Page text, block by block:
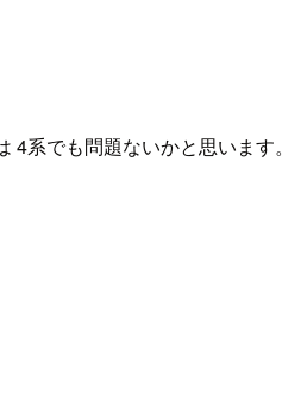
系でも問題ないかと思います。